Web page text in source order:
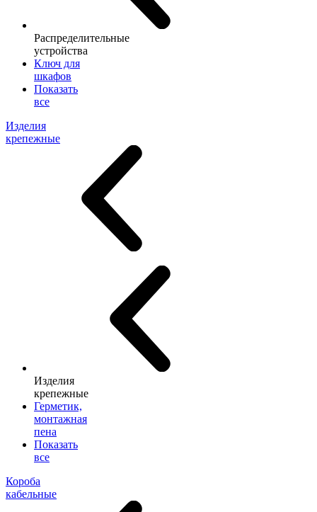
Распределительные
устройства
Ключ для
шкафов
Показать
все
Изделия
крепежные
Изделия
крепежные
Герметик,
монтажная
пена
Показать
все
Короба
кабельные